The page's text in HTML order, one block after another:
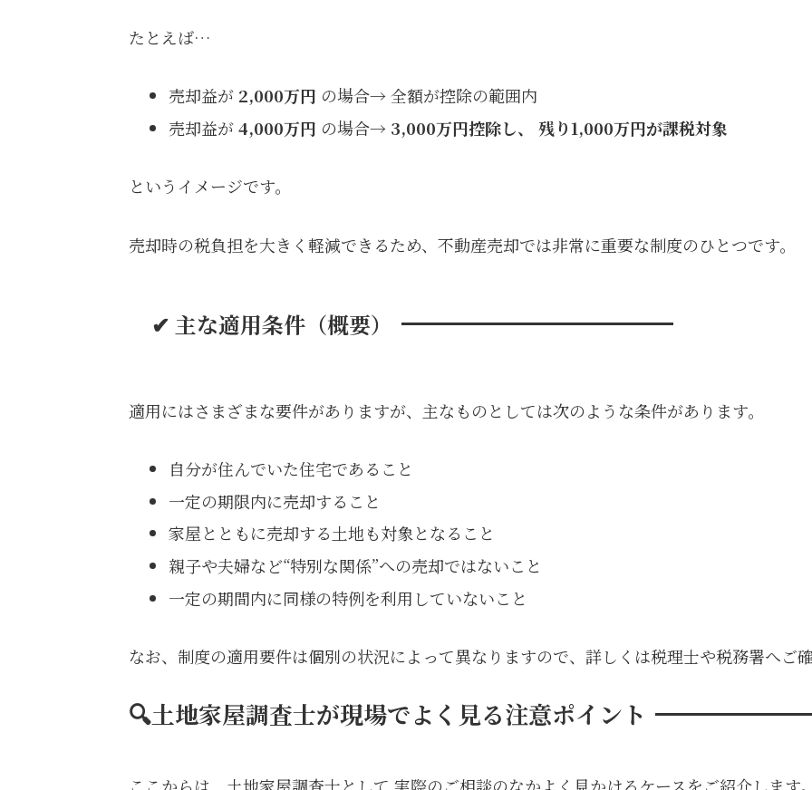
たとえば…
売却益が 2,000万円 の場合→ 全額が控除の範囲内
売却益が4,000万円 の場合→ 3,000万円控除し、 残り1,000万円が課税対象
というイメージです。
売却時の税負担を大きく軽減できるため、不動産売却では非常に重要な制度のひとつです。
✔ 主な適用条件（概要）
適用にはさまざまな要件がありますが、主なものとしては次のような条件があります。
自分が住んでいた住宅であること
一定の期限内に売却すること
家屋とともに売却する土地も対象となること
親子や夫婦など“特別な関係”への売却ではないこと
一定の期間内に同様の特例を利用していないこと
なお、制度の適用要件は個別の状況によって異なりますので、詳しくは税理士や税務署へご確
🔍土地家屋調査士が現場でよく見る注意ポイント